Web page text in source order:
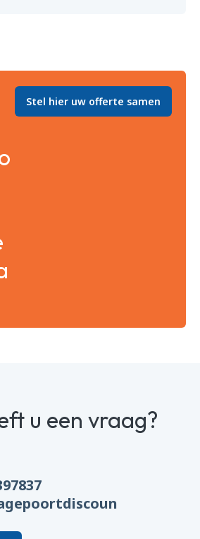
Stel hier uw offerte samen
u een vraag?